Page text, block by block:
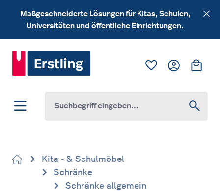
Zum Hauptinhalt springen
Maßgeschneiderte Lösungen für Kitas, Schulen,
Universitäten und öffentliche Einrichtungen.
Du hast 0
Kita - & Schulmöbel
Schränke
Schränke allgemein